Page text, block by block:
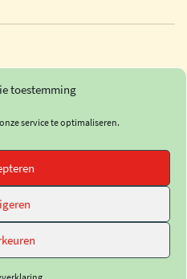
toestemming
service te optimaliseren.